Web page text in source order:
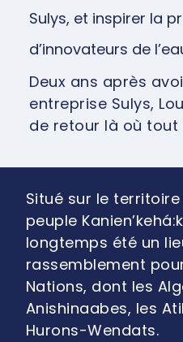
Sulys, et inspirer la
d’innovateurs de
Deux ans après
entreprise Sulys,
de retour là où tout
Situé sur le
peuple
longtemps été un
rassemblement
Nations, dont les
Anishinaabes, les
Hurons-Wendats.